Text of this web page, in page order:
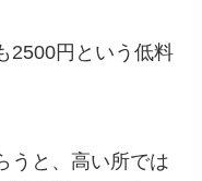
2500円という低料
うと、高い所では